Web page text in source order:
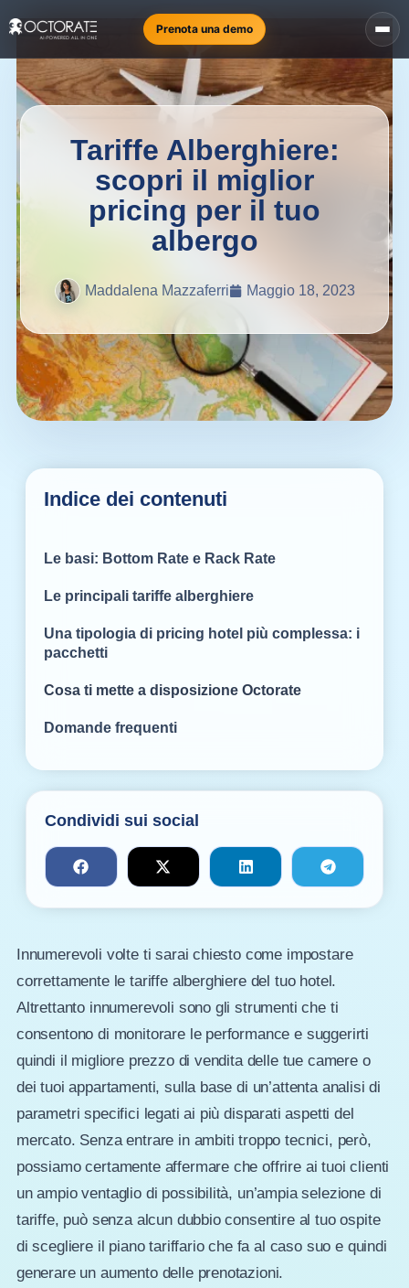
Prenota una demo
Tariffe Alberghiere:
scopri il miglior
pricing per il tuo
albergo
Maddalena Mazzaferri Maggio 18, 2023
Indice dei contenuti
Le basi: Bottom Rate e Rack Rate
Le principali tariffe alberghiere
Una tipologia di pricing hotel più complessa: i
pacchetti
Cosa ti mette a disposizione Octorate
Domande frequenti
Condividi sui social
Innumerevoli volte ti sarai chiesto come impostare
correttamente le tariffe alberghiere del tuo hotel.
Altrettanto innumerevoli sono gli strumenti che ti
consentono di monitorare le performance e suggerirti
quindi il migliore prezzo di vendita delle tue camere o
dei tuoi appartamenti, sulla base di un’attenta analisi di
parametri specifici legati ai più disparati aspetti del
mercato. Senza entrare in ambiti troppo tecnici, però,
possiamo certamente affermare che offrire ai tuoi clienti
un ampio ventaglio di possibilità, un’ampia selezione di
tariffe, può senza alcun dubbio consentire al tuo ospite
di scegliere il piano tariffario che fa al caso suo e quindi
generare un aumento delle prenotazioni.